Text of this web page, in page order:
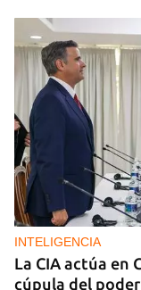
INTELIGENCIA
La CIA actúa en
cúpula del